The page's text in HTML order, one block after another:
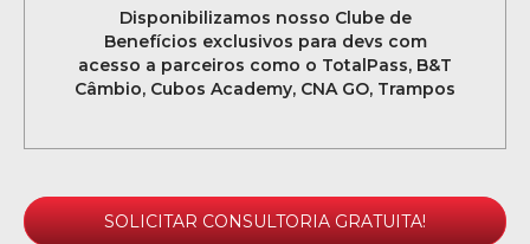
Disponibilizamos nosso Clube de
Benefícios exclusivos para devs com
acesso a parceiros como o TotalPass, B&T
Câmbio, Cubos Academy, CNA GO, Trampos
SOLICITAR CONSULTORIA GRATUITA!